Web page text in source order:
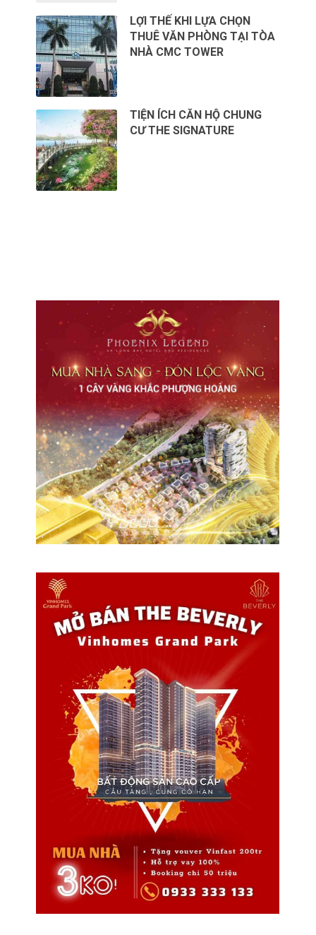
LỢI THẾ KHI LỰA CHỌN
THUÊ VĂN PHÒNG TẠI TÒA
NHÀ CMC TOWER
TIỆN ÍCH CĂN HỘ CHUNG
CƯ THE SIGNATURE